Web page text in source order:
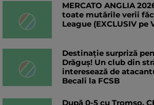
MERCATO ANGLIA
toate mutările verii
League (EXCLUSIV pe
Destinație surpriză
Drăguș! Un club din
interesează de
Becali la FCSB
După 0-5 cu Tromso,